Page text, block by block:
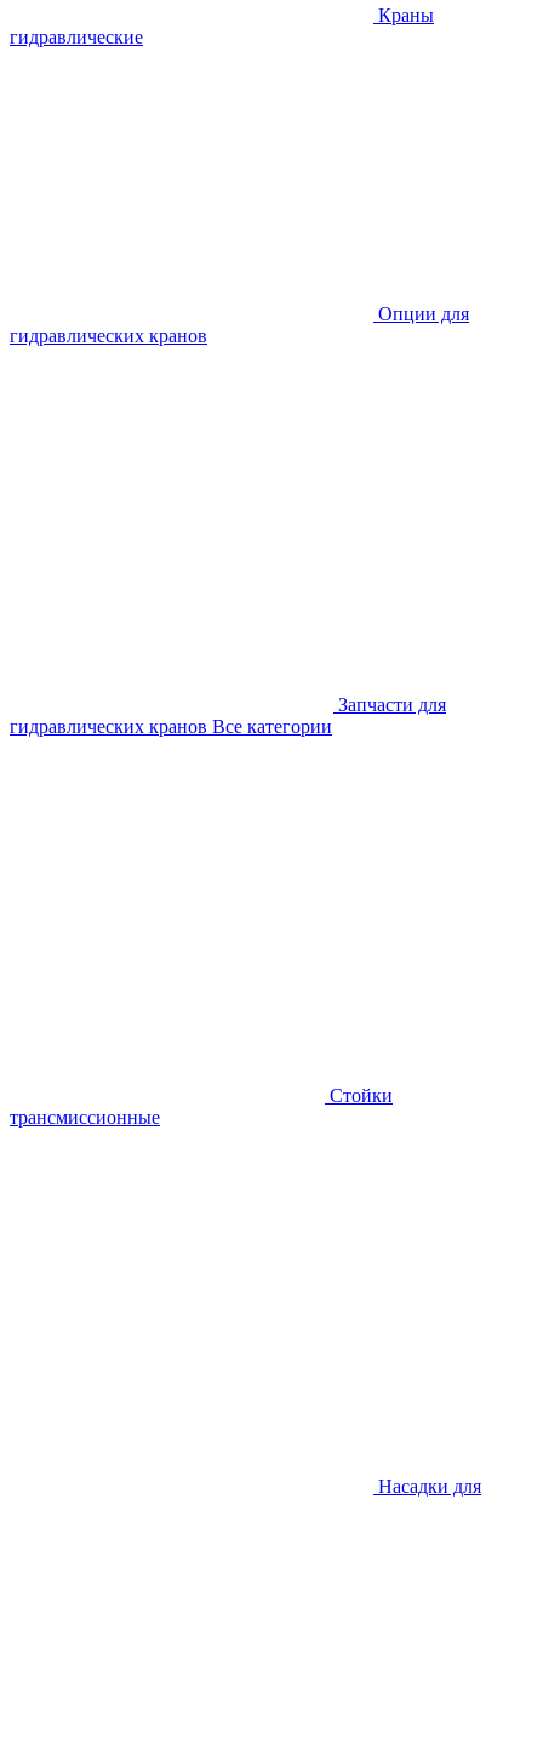
Краны
гидравлические
Опции для
гидравлических кранов
Запчасти для
гидравлических кранов Все категории
Стойки
трансмиссионные
Насадки для